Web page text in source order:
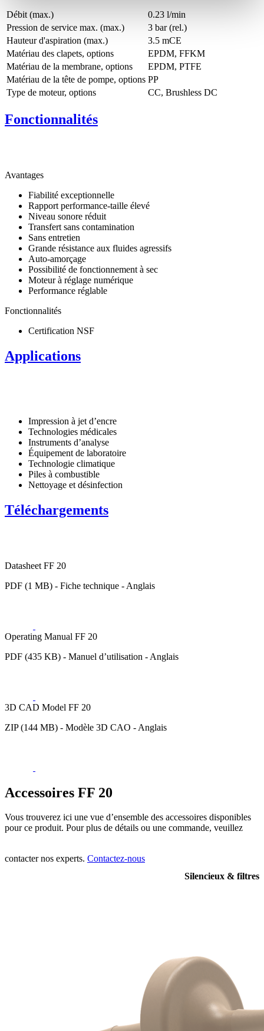
Débit (max.)
0.23 l/min
Pression de service max. (max.)
3 bar (rel.)
Hauteur d'aspiration (max.)
3.5 mCE
Matériau des clapets, options
EPDM, FFKM
Matériau de la membrane, options
EPDM, PTFE
Matériau de la tête de pompe, options PP
Type de moteur, options
CC, Brushless DC
Fonctionnalités
Avantages
Fiabilité exceptionnelle
Rapport performance-taille élevé
Niveau sonore réduit
Transfert sans contamination
Sans entretien
Grande résistance aux fluides agressifs
Auto-amorçage
Possibilité de fonctionnement à sec
Moteur à réglage numérique
Performance réglable
Fonctionnalités
Certification NSF
Applications
Impression à jet d’encre
Technologies médicales
Instruments d’analyse
Équipement de laboratoire
Technologie climatique
Piles à combustible
Nettoyage et désinfection
Téléchargements
Datasheet FF 20
PDF (1 MB) - Fiche technique - Anglais
Operating Manual FF 20
PDF (435 KB) - Manuel d’utilisation - Anglais
3D CAD Model FF 20
ZIP (144 MB) - Modèle 3D CAO - Anglais
Accessoires FF 20
Vous trouverez ici une vue d’ensemble des accessoires disponibles
pour ce produit. Pour plus de détails ou une commande, veuillez
contacter nos experts. Contactez-nous
Silencieux & filtres